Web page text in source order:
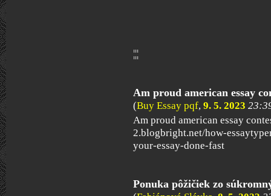
¦¦¦
Am proud american essay
(Buy Essay pqf, 9. 5. 2023
Am proud american essay
2.blogbright.net/how-
your-essay-done-fast
Ponuka pôžičiek zo